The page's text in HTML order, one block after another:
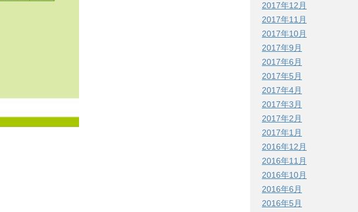
2017年12月
2017年11月
2017年10月
2017年9月
2017年6月
2017年5月
2017年4月
2017年3月
2017年2月
2017年1月
2016年12月
2016年11月
2016年10月
2016年6月
2016年5月